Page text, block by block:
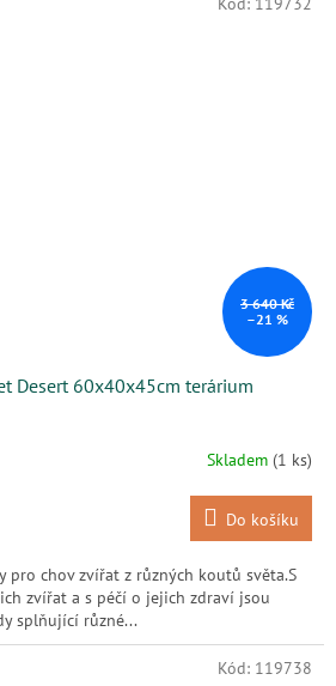
3 640 Kč
–21 %
Desert 60x40x45cm terárium
Skladem (1 ks)
Do košíku
pro chov zvířat z různých koutů světa.S
zvířat a s péčí o jejich zdraví jsou
splňující různé...
Kód: 119738